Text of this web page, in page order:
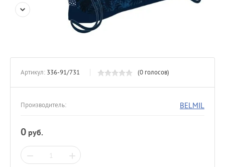
Артикул: 336-91/731 (0 голосов)
Производитель: BELMIL
0 руб.
− +